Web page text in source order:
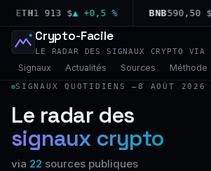
1 913 $▲ +0,5 % BNB590,50 $▲
Crypto-Facile
LE RADAR DES SIGNAUX CRYPTO VIA
Signaux Actualités Sources Méthode
SIGNAUX QUOTIDIENS —8 AOÛT
Le radar des
signaux crypto
via 22 sources publiques